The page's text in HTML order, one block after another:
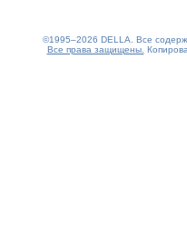
©1995–2026 DELLA. Все
Все права защищены.